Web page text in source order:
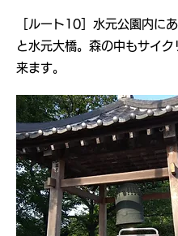
［ルート10］水元公園内に
と水元大橋。森の中もサイク
来ます。